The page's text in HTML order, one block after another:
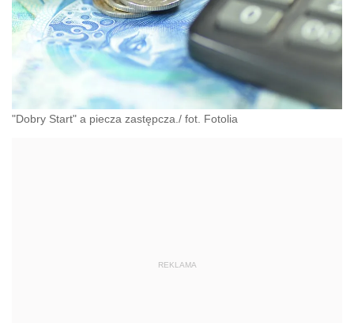
"Dobry Start" a piecza zastępcza./ fot. Fotolia